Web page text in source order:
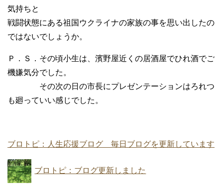
気持ちと
戦闘状態にある祖国ウクライナの家族の事を思い出したの
ではないでしょうか。
Ｐ．Ｓ．その頃小生は、濱野屋近くの居酒屋でひれ酒でご
機嫌気分でした。
その次の日の市長にプレゼンテーションはろれつ
も廻っていい感じでした。
ブロトピ：人生応援ブログ 毎日ブログを更新しています
ブロトピ：ブログ更新しました